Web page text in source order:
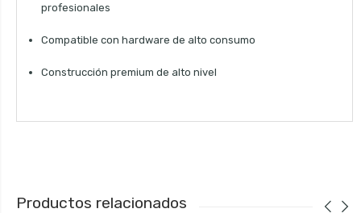
profesionales
Compatible con hardware de alto consumo
Construcción premium de alto nivel
Productos relacionados